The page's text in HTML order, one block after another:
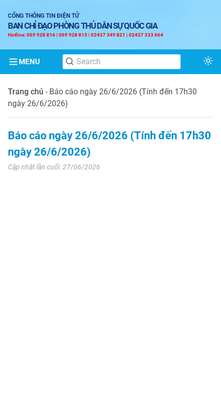
CỔNG THÔNG TIN ĐIỆN TỬ
BAN CHỈ ĐẠO PHÒNG THỦ DÂN SỰ QUỐC GIA
Hotline: 069 928 816 | 069 928 815 | 02437 349 821 | 02437 333 664
MENU
Trang chủ - Báo cáo ngày 26/6/2026 (Tính đến 17h30
ngày 26/6/2026)
Báo cáo ngày 26/6/2026 (Tính đến 17h30
ngày 26/6/2026)
Cập nhật lần cuối: 27/06/2026